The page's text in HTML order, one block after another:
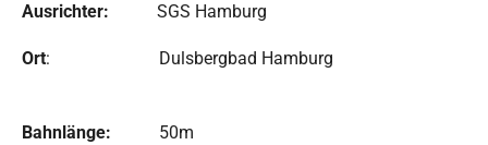
Ausrichter: SGS Hamburg
Ort: Dulsbergbad Hamburg
Bahnlänge: 50m